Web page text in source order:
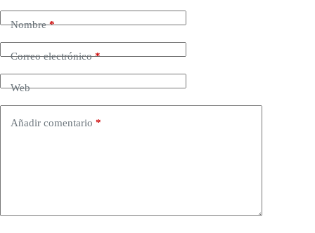
Nombre*
Correo electrónico*
Web
Añadir comentario *